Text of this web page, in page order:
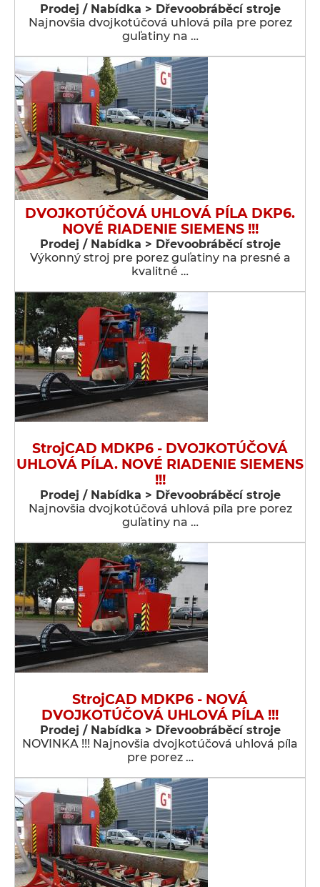
Prodej / Nabídka > Dřevoobráběcí stroje
Najnovšia dvojkotúčová uhlová píla pre porez
guľatiny na …
DVOJKOTÚČOVÁ UHLOVÁ PÍLA DKP6.
NOVÉ RIADENIE SIEMENS !!!
Prodej / Nabídka > Dřevoobráběcí stroje
Výkonný stroj pre porez guľatiny na presné a
kvalitné …
StrojCAD MDKP6 - DVOJKOTÚČOVÁ
UHLOVÁ PÍLA. NOVÉ RIADENIE SIEMENS
!!!
Prodej / Nabídka > Dřevoobráběcí stroje
Najnovšia dvojkotúčová uhlová píla pre porez
guľatiny na …
StrojCAD MDKP6 - NOVÁ
DVOJKOTÚČOVÁ UHLOVÁ PÍLA !!!
Prodej / Nabídka > Dřevoobráběcí stroje
NOVINKA !!! Najnovšia dvojkotúčová uhlová píla
pre porez …